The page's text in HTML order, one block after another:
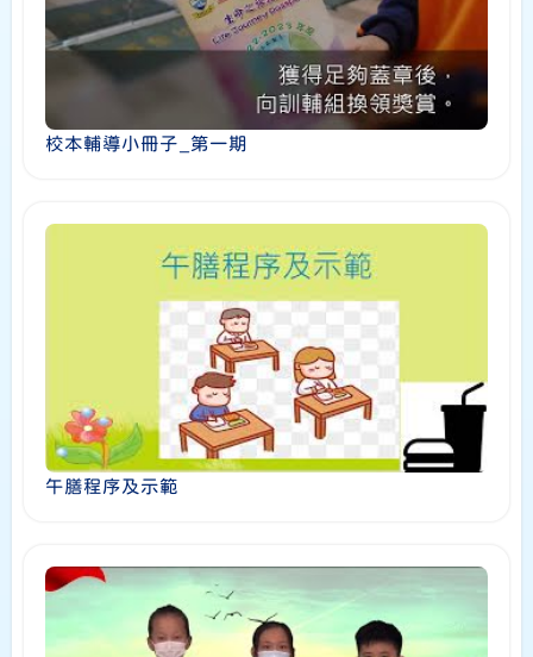
校本輔導小冊子_第一期
午膳程序及示範